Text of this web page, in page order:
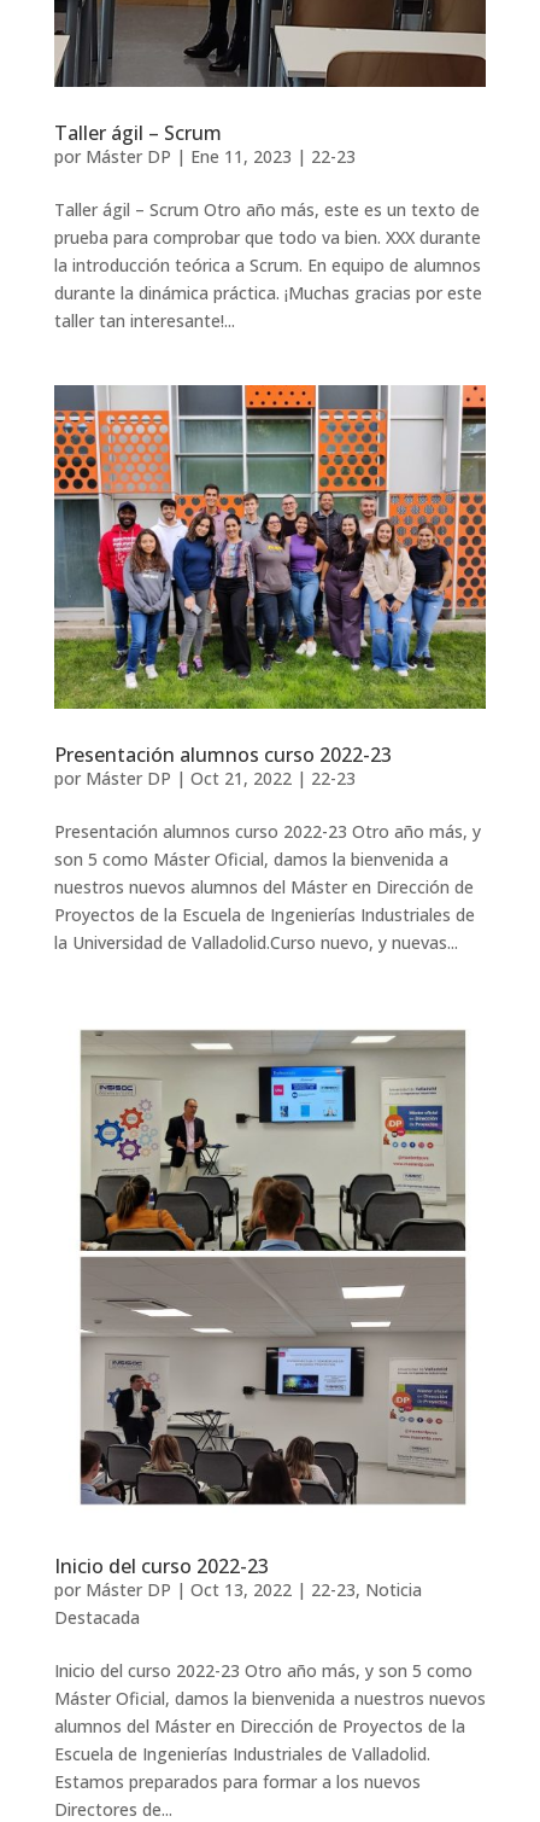
Taller ágil – Scrum
por Máster DP | Ene 11, 2023 | 22-23
Taller ágil – Scrum Otro año más, este es un texto de
prueba para comprobar que todo va bien. XXX durante
la introducción teórica a Scrum. En equipo de alumnos
durante la dinámica práctica. ¡Muchas gracias por este
taller tan interesante!...
Presentación alumnos curso 2022-23
por Máster DP | Oct 21, 2022| 22-23
Presentación alumnos curso 2022-23 Otro año más, y
son 5 como Máster Oficial, damos la bienvenida a
nuestros nuevos alumnos del Máster en Dirección de
Proyectos de la Escuela de Ingenierías Industriales de
la Universidad de Valladolid.Curso nuevo, y nuevas...
Inicio del curso 2022-23
por Máster DP | Oct 13, 2022| 22-23, Noticia
Destacada
Inicio del curso 2022-23 Otro año más, y son 5 como
Máster Oficial, damos la bienvenida a nuestros nuevos
alumnos del Máster en Dirección de Proyectos de la
Escuela de Ingenierías Industriales de Valladolid.
Estamos preparados para formar a los nuevos
Directores de...